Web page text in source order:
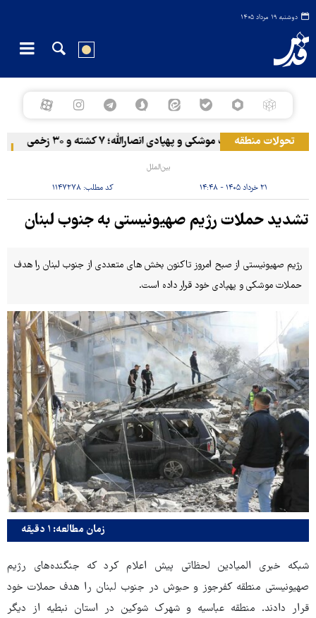
دوشنبه ۱۹ مرداد ۱۴۰۵
تحولات منطقه
المخا زیر حملات موشکی و پهپادی انصارالله؛ ۷ کشته و ۳۰ زخمی
بین‌الملل
۲۱ خرداد ۱۴۰۵ - ۱۴:۴۸ کد مطلب:۱۱۴۷۲۷۸
تشدید حملات رژیم صهیونیستی به جنوب لبنان
رژیم صهیونیستی از صبح امروز تاکنون بخش های متعددی از جنوب لبنان را هدف
حملات موشکی و پهپادی خود قرار داده است.
زمان مطالعه: ۱ دقیقه
شبکه خبری المیادین لحظاتی پیش اعلام کرد که جنگنده‌های رژیم
صهیونیستی منطقه کفرجوز و حبوش در جنوب لبنان را هدف حملات خود
قرار دادند. منطقه عباسیه و شهرک شوکین در استان نبطیه از دیگر